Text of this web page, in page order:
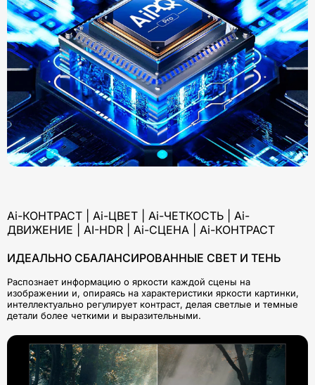
Ai-КОНТРАСТ | Ai-ЦВЕТ | Ai-ЧЕТКОСТЬ | Ai-
ДВИЖЕНИЕ | AI-HDR | Ai-СЦЕНА | Ai-КОНТРАСТ
ИДЕАЛЬНО СБАЛАНСИРОВАННЫЕ СВЕТ И ТЕНЬ
Распознает информацию о яркости каждой сцены на
изображении и, опираясь на характеристики яркости картинки,
интеллектуально регулирует контраст, делая светлые и темные
детали более четкими и выразительными.